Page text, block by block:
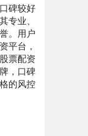
碑较好
专业、
。用户
平台，
票配资
，口碑
的风控